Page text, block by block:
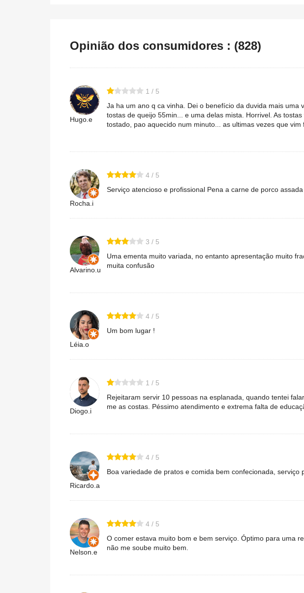
Opinião dos consumidores : (828)
Hugo.e
1 / 5
Ja ha um ano q ca vinha. Dei o benefício da duvida mais uma
tostas de queijo 55min... e uma delas mista. Horrivel. As
tostado, pao aquecido num minuto... as ultimas vezes que vim
Rocha.i
4 / 5
Serviço atencioso e profissional Pena a carne de porco assada
Alvarino.u
3 / 5
Uma ementa muito variada, no entanto apresentação muito
muita confusão
Léia.o
4 / 5
Um bom lugar !
Diogo.i
1 / 5
Rejeitaram servir 10 pessoas na esplanada, quando tentei
me as costas. Péssimo atendimento e extrema falta de
Ricardo.a
4 / 5
Boa variedade de pratos e comida bem confecionada, serviço
Nelson.e
4 / 5
O comer estava muito bom e bem serviço. Óptimo para uma
não me soube muito bem.